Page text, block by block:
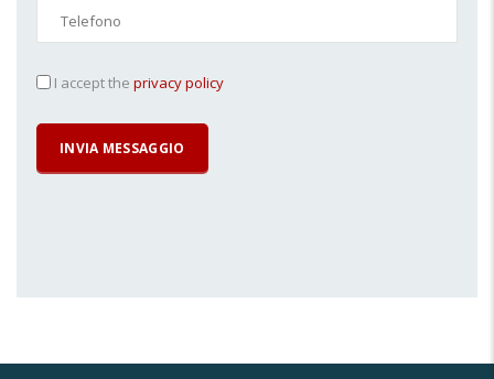
I accept the privacy policy